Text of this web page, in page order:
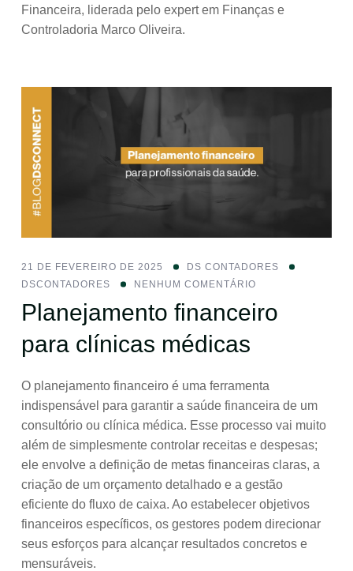
Financeira, liderada pelo expert em Finanças e
Controladoria Marco Oliveira.
21 DE FEVEREIRO DE 2025
DS CONTADORES
DSCONTADORES
NENHUM COMENTÁRIO
Planejamento financeiro
para clínicas médicas
O planejamento financeiro é uma ferramenta
indispensável para garantir a saúde financeira de um
consultório ou clínica médica. Esse processo vai muito
além de simplesmente controlar receitas e despesas;
ele envolve a definição de metas financeiras claras, a
criação de um orçamento detalhado e a gestão
eficiente do fluxo de caixa. Ao estabelecer objetivos
financeiros específicos, os gestores podem direcionar
seus esforços para alcançar resultados concretos e
mensuráveis.